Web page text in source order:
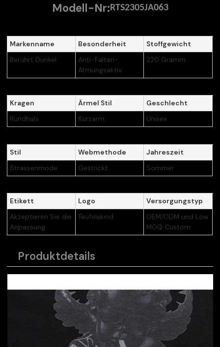
Modell-Nr:RTS2305JA063
Markenname Besonderheit
Stoffgewicht
Berührt Dunkel
Anti-Falten-
Atmungsaktiv
220 Gramm
Kragen Ärmel Stil
Geschlecht
Rundhals
Kurzarm Unisex
Stil Webmethode
Jahreszeit
Strassenmode
Gestrickt Sommer
Etikett Logo
Versorgungstyp
Akzeptieren Sie die
Anpassung
Teufelskind
OEM/ODM und Low
MOQ Custom
Produktdetails